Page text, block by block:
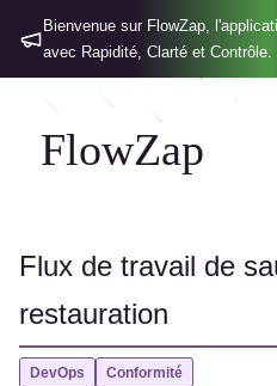
Bienvenue sur FlowZap,
avec Rapidité, Clarté et Contrôle.
FlowZap
Flux de travail de
restauration
DevOps Conformité